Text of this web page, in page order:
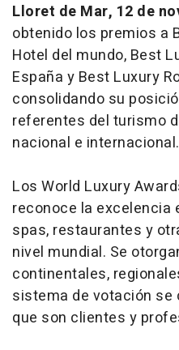
Lloret de Mar, 12 de
obtenido los premios a
Hotel del mundo, Best
España y Best Luxury
consolidando su
referentes del turismo
nacional e internacional.
Los World Luxury
reconoce la excelencia
spas, restaurantes y
nivel mundial. Se
continentales,
sistema de votación se
que son clientes y